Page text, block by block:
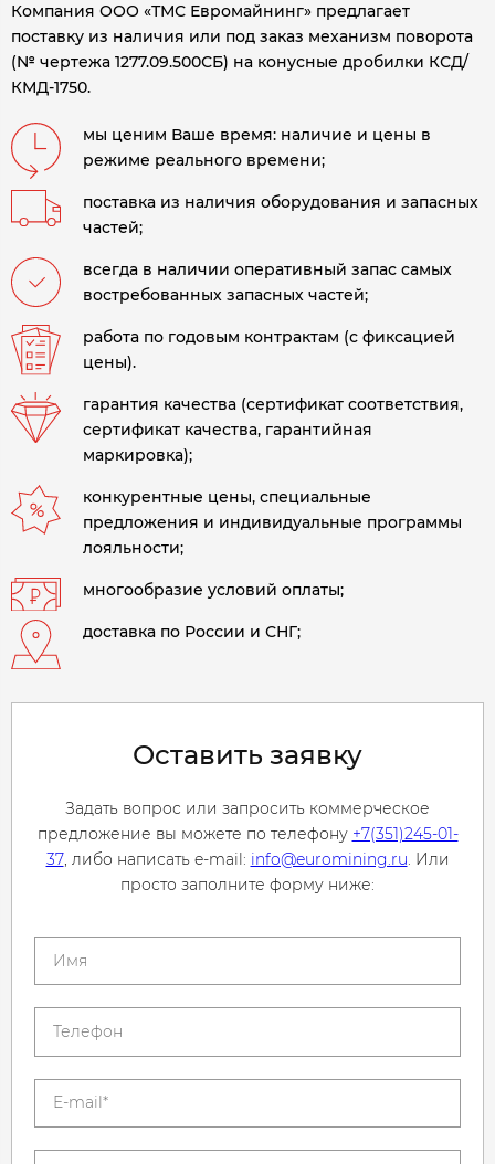
Компания ООО «ТМС Евромайнинг» предлагает
поставку из наличия или под заказ механизм поворота
(№ чертежа 1277.09.500СБ) на конусные дробилки КСД/
КМД-1750.
мы ценим Ваше время: наличие и цены в
режиме реального времени;
поставка из наличия оборудования и запасных
частей;
всегда в наличии оперативный запас самых
востребованных запасных частей;
работа по годовым контрактам (с фиксацией
цены).
гарантия качества (сертификат соответствия,
сертификат качества, гарантийная
маркировка);
конкурентные цены, специальные
предложения и индивидуальные программы
лояльности;
многообразие условий оплаты;
доставка по России и СНГ;
Оставить заявку
Задать вопрос или запросить коммерческое
предложение вы можете по телефону +7(351)245-01-
37, либо написать e-mail: info@euromining.ru. Или
просто заполните форму ниже: